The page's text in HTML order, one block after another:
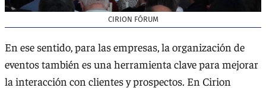
CIRION FÓRUM
En ese sentido, para las empresas, la organización de
eventos también es una herramienta clave para mejorar
la interacción con clientes y prospectos. En Cirion